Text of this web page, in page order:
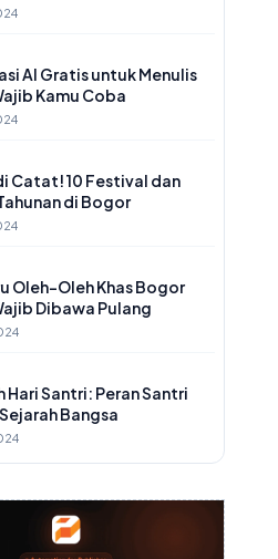
AI Gratis untuk Menulis
Kamu Coba
Catat! 10 Festival dan
di Bogor
Oleh-Oleh Khas Bogor
Dibawa Pulang
Hari Santri: Peran Santri
Bangsa